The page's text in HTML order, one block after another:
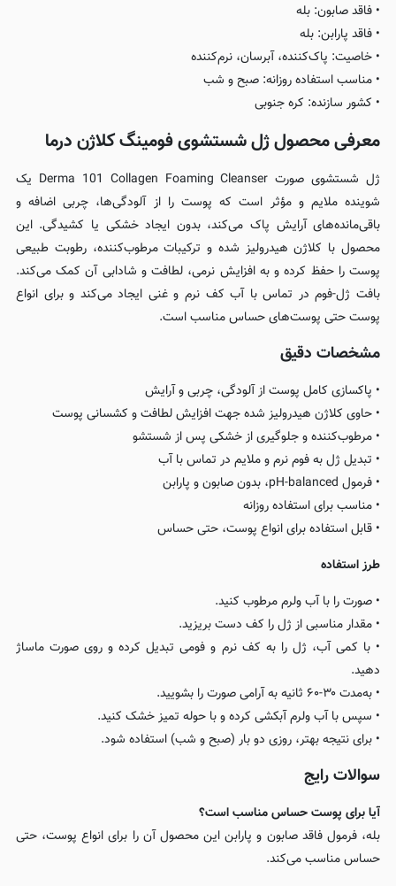
• فاقد صابون: بله
• فاقد پارابن: بله
• خاصیت: پاک‌کننده، آبرسان، نرم‌کننده
• مناسب استفاده روزانه: صبح و شب
• کشور سازنده: کره جنوبی
معرفی محصول ژل شستشوی فومینگ کلاژن درما
ژل شستشوی صورت Derma 101 Collagen Foaming Cleanser یک
شوینده ملایم و مؤثر است که پوست را از آلودگی‌ها، چربی اضافه و
باقی‌مانده‌های آرایش پاک می‌کند، بدون ایجاد خشکی یا کشیدگی. این
محصول با کلاژن هیدرولیز شده و ترکیبات مرطوب‌کننده، رطوبت طبیعی
پوست را حفظ کرده و به افزایش نرمی، لطافت و شادابی آن کمک می‌کند.
بافت ژل-فوم در تماس با آب کف نرم و غنی ایجاد می‌کند و برای انواع
پوست حتی پوست‌های حساس مناسب است.
مشخصات دقیق
• پاکسازی کامل پوست از آلودگی، چربی و آرایش
• حاوی کلاژن هیدرولیز شده جهت افزایش لطافت و کشسانی پوست
• مرطوب‌کننده و جلوگیری از خشکی پس از شستشو
• تبدیل ژل به فوم نرم و ملایم در تماس با آب
• فرمول pH-balanced، بدون صابون و پارابن
• مناسب برای استفاده روزانه
• قابل استفاده برای انواع پوست، حتی حساس
طرز استفاده
• صورت را با آب ولرم مرطوب کنید.
• مقدار مناسبی از ژل را کف دست بریزید.
• با کمی آب، ژل را به کف نرم و فومی تبدیل کرده و روی صورت ماساژ
دهید.
• به‌مدت ۳۰-۶۰ ثانیه به آرامی صورت را بشویید.
• سپس با آب ولرم آبکشی کرده و با حوله تمیز خشک کنید.
• برای نتیجه بهتر، روزی دو بار (صبح و شب) استفاده شود.
سوالات رایج
آیا برای پوست حساس مناسب است؟
بله، فرمول فاقد صابون و پارابن این محصول آن را برای انواع پوست، حتی
حساس مناسب می‌کند.